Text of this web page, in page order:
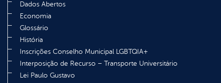
Dados Abertos
Economia
Glossário
História
Inscrições Conselho Municipal LGBTQIA+
Interposição de Recurso – Transporte Universitário
Lei Paulo Gustavo